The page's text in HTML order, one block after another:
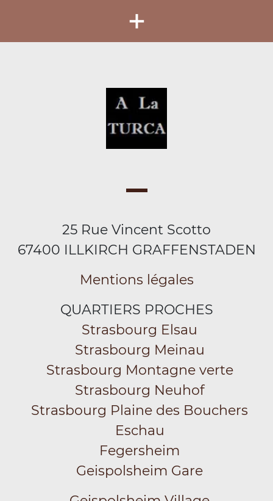
+
25 Rue Vincent Scotto
67400 ILLKIRCH GRAFFENSTADEN
Mentions légales
QUARTIERS PROCHES
Strasbourg Elsau
Strasbourg Meinau
Strasbourg Montagne verte
Strasbourg Neuhof
Strasbourg Plaine des Bouchers
Eschau
Fegersheim
Geispolsheim Gare